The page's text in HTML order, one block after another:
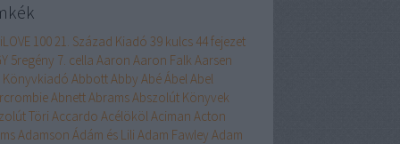
100 21. Század Kiadó 39 kulcs 44 fejezet
5regény 7. cella Aaron Aaron Falk Aarsen
Könyvkiadó AbbottAbby AbéÁbelAbel
AbnettAbramsAbszolút Könyvek
Töri Accardo AcélökölAciman Acton
Adamson Ádám és Lili Adam Fawley Adam